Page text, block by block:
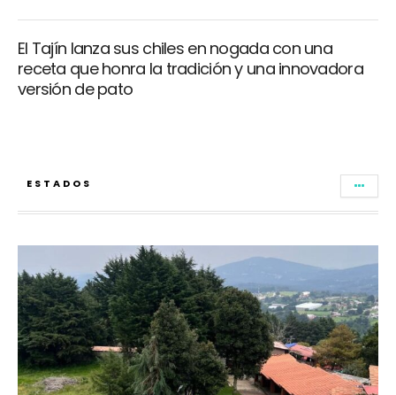
El Tajín lanza sus chiles en nogada con una
receta que honra la tradición y una innovadora
versión de pato
ESTADOS